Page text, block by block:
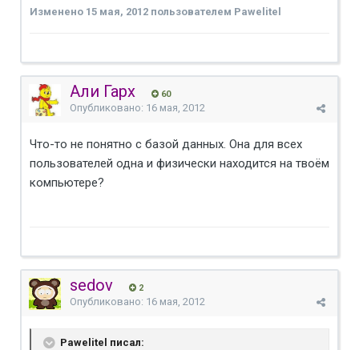
Изменено 15 мая, 2012 пользователем Pawelitel
Али Гарх 60
Опубликовано: 16 мая, 2012
Что-то не понятно с базой данных. Она для всех
пользователей одна и физически находится на твоём
компьютере?
sedov 2
Опубликовано: 16 мая, 2012
Pawelitel писал: